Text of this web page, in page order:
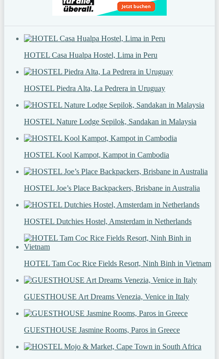
HOTEL Casa Hualpa Hostel, Lima in Peru
HOSTEL Piedra Alta, La Pedrera in Uruguay
HOSTEL Nature Lodge Sepilok, Sandakan in Malaysia
HOSTEL Kool Kampot, Kampot in Cambodia
HOSTEL Joe’s Place Backpackers, Brisbane in Australia
HOSTEL Dutchies Hostel, Amsterdam in Netherlands
HOTEL Tam Coc Rice Fields Resort, Ninh Binh in Vietnam
GUESTHOUSE Art Dreams Venezia, Venice in Italy
GUESTHOUSE Jasmine Rooms, Paros in Greece